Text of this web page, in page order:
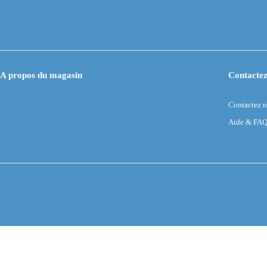
A propos du magasin
Contactez
Aide & FAQ